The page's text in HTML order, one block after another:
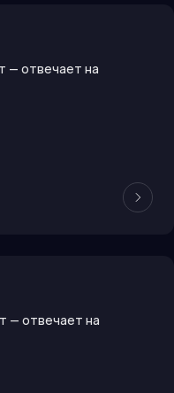
— отвечает на
— отвечает на